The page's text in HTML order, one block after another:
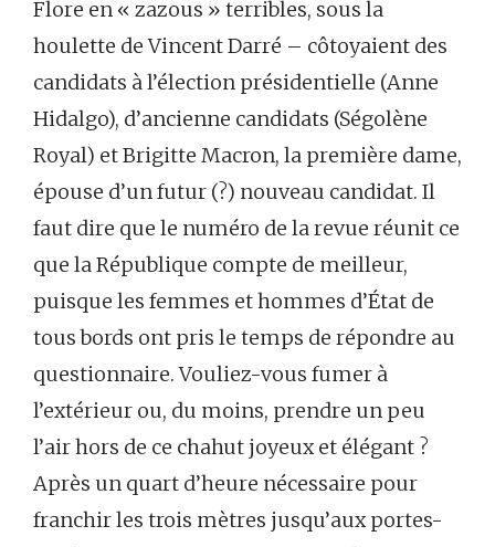
Flore en « zazous » terribles, sous la
houlette de Vincent Darré – côtoyaient des
candidats à l’élection présidentielle (Anne
Hidalgo), d’ancienne candidats (Ségolène
Royal) et Brigitte Macron, la première dame,
épouse d’un futur (?) nouveau candidat. Il
faut dire que le numéro de la revue réunit ce
que la République compte de meilleur,
puisque les femmes et hommes d’État de
tous bords ont pris le temps de répondre au
questionnaire. Vouliez-vous fumer à
l’extérieur ou, du moins, prendre un peu
l’air hors de ce chahut joyeux et élégant ?
Après un quart d’heure nécessaire pour
franchir les trois mètres jusqu’aux portes-